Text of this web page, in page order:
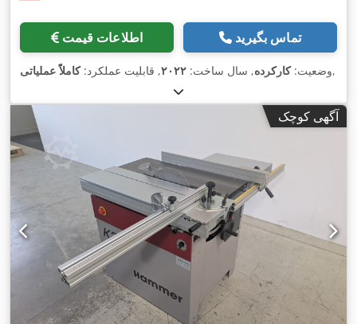
اطلاعات قیمت تماس بگیرید
وضعیت:کارکرده, سال ساخت: ۲۰۲۲, قابلیت عملکرد:کاملاً عملیاتی ,
آگهی کوچک